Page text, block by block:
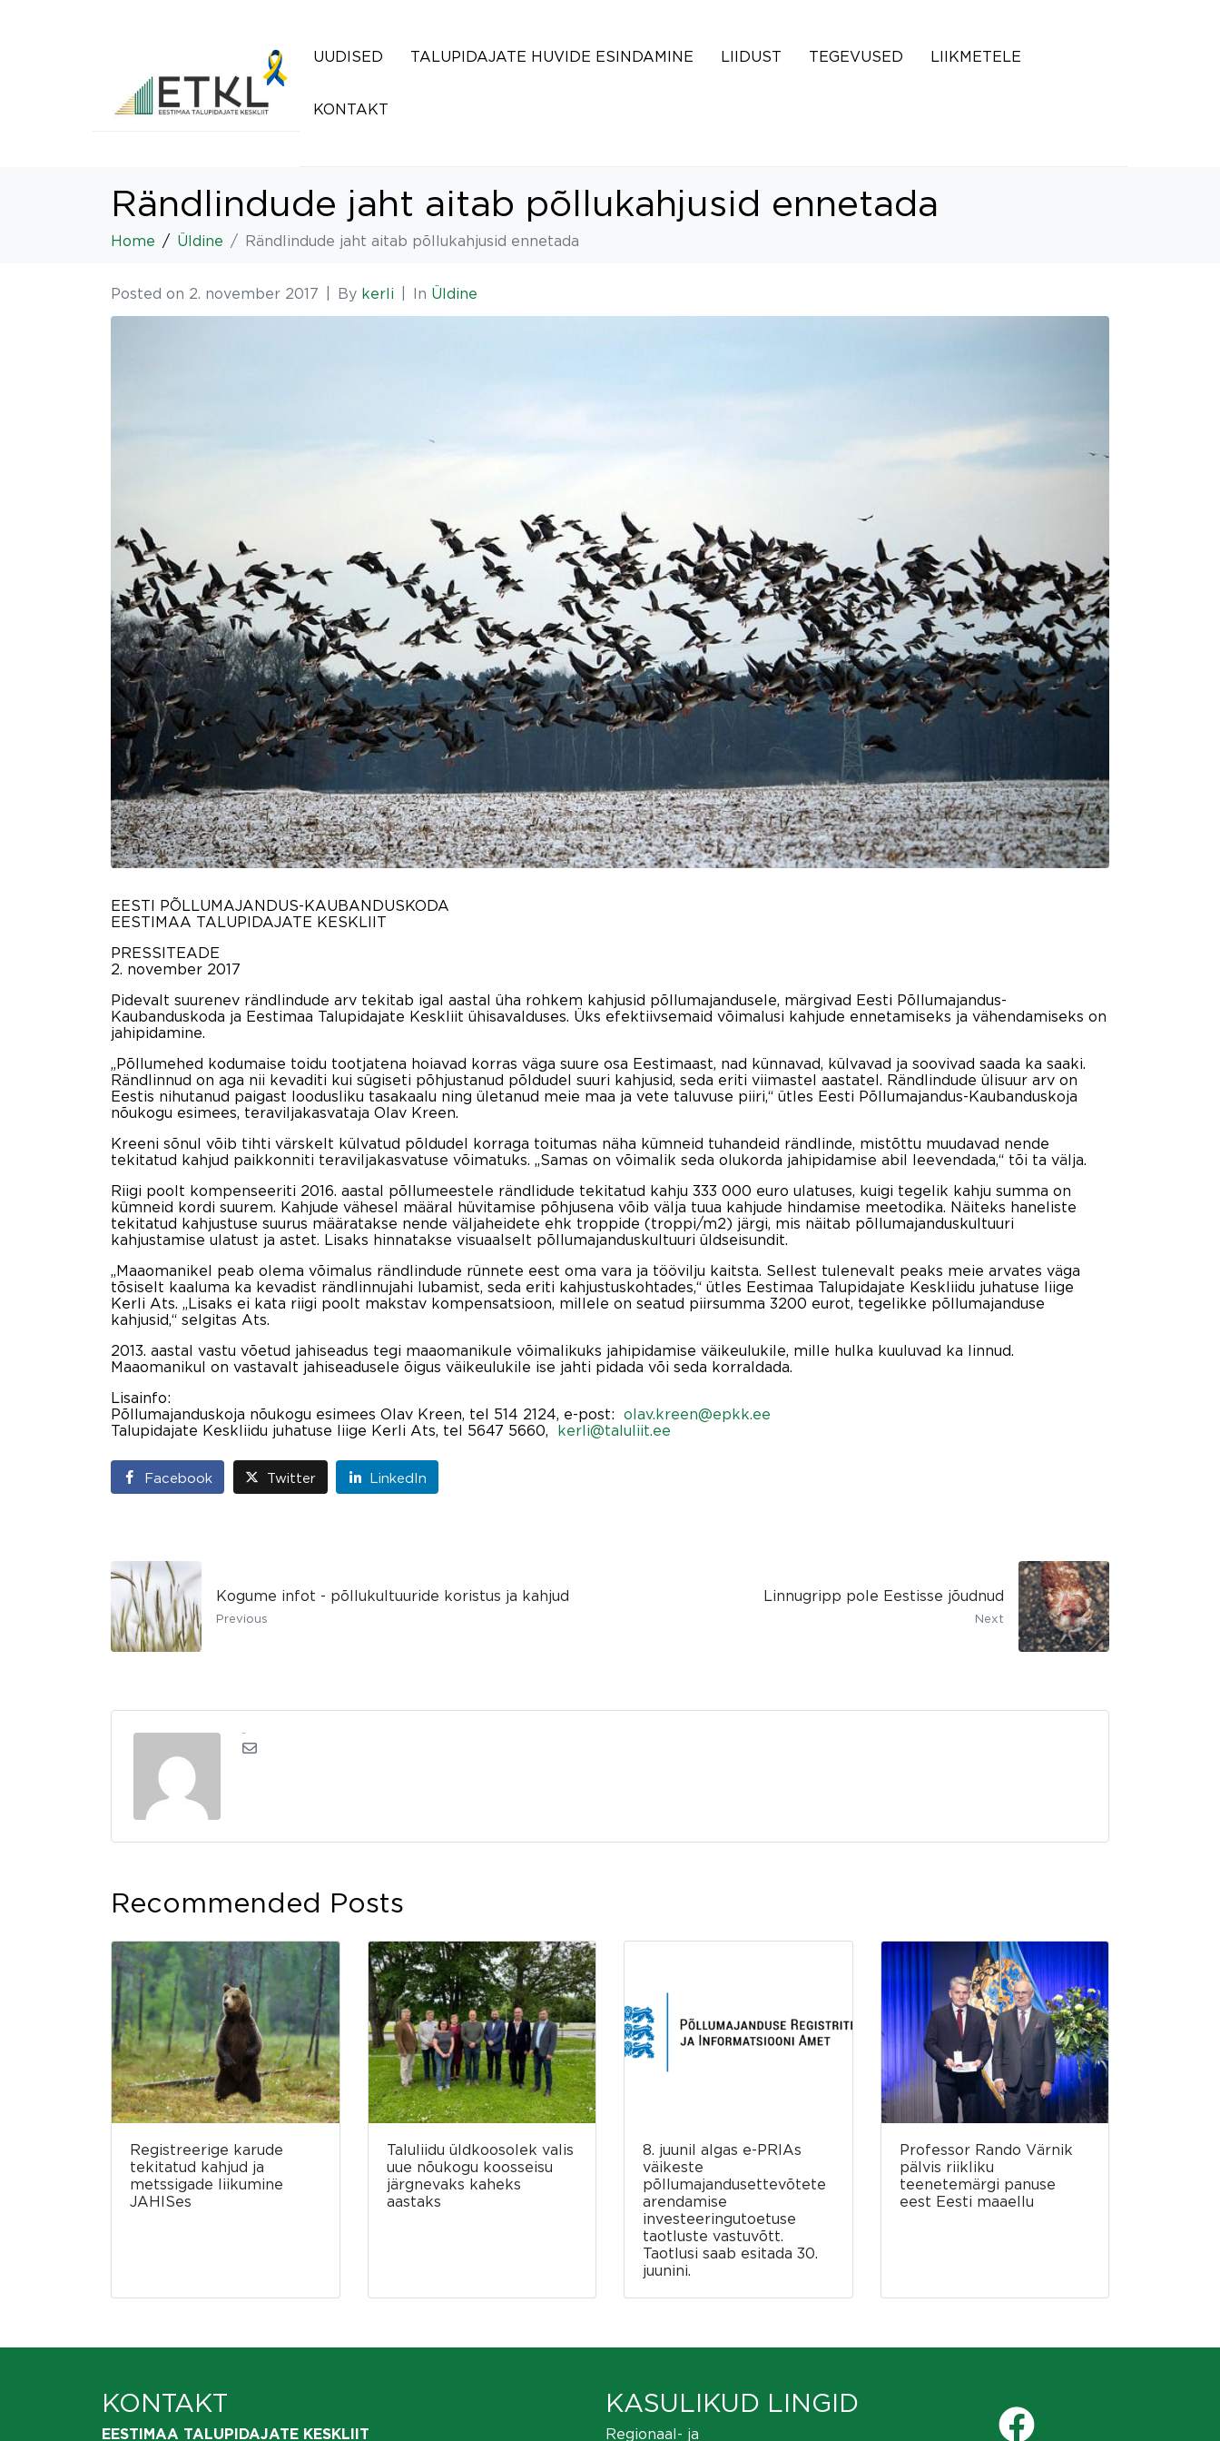
UUDISED TALUPIDAJATE HUVIDE ESINDAMINE LIIDUST TEGEVUSED LIIKMETELE
KONTAKT
Rändlindude jaht aitab põllukahjusid ennetada
Home Üldine Rändlindude jaht aitab põllukahjusid ennetada
Posted on 2. november 2017 By kerli In Üldine
EESTI PÕLLUMAJANDUS-KAUBANDUSKODA
EESTIMAA TALUPIDAJATE KESKLIIT
PRESSITEADE
2. november 2017
Pidevalt suurenev rändlindude arv tekitab igal aastal üha rohkem kahjusid põllumajandusele, märgivad Eesti Põllumajandus-
Kaubanduskoda ja Eestimaa Talupidajate Keskliit ühisavalduses. Üks efektiivsemaid võimalusi kahjude ennetamiseks ja vähendamiseks on
jahipidamine.
„Põllumehed kodumaise toidu tootjatena hoiavad korras väga suure osa Eestimaast, nad künnavad, külvavad ja soovivad saada ka saaki.
Rändlinnud on aga nii kevaditi kui sügiseti põhjustanud põldudel suuri kahjusid, seda eriti viimastel aastatel. Rändlindude ülisuur arv on
Eestis nihutanud paigast loodusliku tasakaalu ning ületanud meie maa ja vete taluvuse piiri,“ ütles Eesti Põllumajandus-Kaubanduskoja
nõukogu esimees, teraviljakasvataja Olav Kreen.
Kreeni sõnul võib tihti värskelt külvatud põldudel korraga toitumas näha kümneid tuhandeid rändlinde, mistõttu muudavad nende
tekitatud kahjud paikkonniti teraviljakasvatuse võimatuks. „Samas on võimalik seda olukorda jahipidamise abil leevendada,“ tõi ta välja.
Riigi poolt kompenseeriti 2016. aastal põllumeestele rändlidude tekitatud kahju 333 000 euro ulatuses, kuigi tegelik kahju summa on
kümneid kordi suurem. Kahjude vähesel määral hüvitamise põhjusena võib välja tuua kahjude hindamise meetodika. Näiteks haneliste
tekitatud kahjustuse suurus määratakse nende väljaheidete ehk troppide (troppi/m2) järgi, mis näitab põllumajanduskultuuri
kahjustamise ulatust ja astet. Lisaks hinnatakse visuaalselt põllumajanduskultuuri üldseisundit.
„Maaomanikel peab olema võimalus rändlindude rünnete eest oma vara ja töövilju kaitsta. Sellest tulenevalt peaks meie arvates väga
tõsiselt kaaluma ka kevadist rändlinnujahi lubamist, seda eriti kahjustuskohtades,“ ütles Eestimaa Talupidajate Keskliidu juhatuse liige
Kerli Ats. „Lisaks ei kata riigi poolt makstav kompensatsioon, millele on seatud piirsumma 3200 eurot, tegelikke põllumajanduse
kahjusid,“ selgitas Ats.
2013. aastal vastu võetud jahiseadus tegi maaomanikule võimalikuks jahipidamise väikeulukile, mille hulka kuuluvad ka linnud.
Maaomanikul on vastavalt jahiseadusele õigus väikeulukile ise jahti pidada või seda korraldada.
Lisainfo:
Põllumajanduskoja nõukogu esimees Olav Kreen, tel 514 2124, e-post: olav.kreen@epkk.ee
Talupidajate Keskliidu juhatuse liige Kerli Ats, tel 5647 5660,
kerli@taluliit.ee
Facebook Twitter LinkedIn
Kogume infot - põllukultuuride koristus ja kahjud
Previous
Linnugripp pole Eestisse jõudnud
Next
Recommended Posts
Registreerige karude
tekitatud kahjud ja
metssigade liikumine
JAHISes
Taluliidu üldkoosolek valis
uue nõukogu koosseisu
järgnevaks kaheks
aastaks
8. juunil algas e-PRIAs
väikeste
põllumajandusettevõtete
arendamise
investeeringutoetuse
taotluste vastuvõtt.
Taotlusi saab esitada 30.
juunini.
Professor Rando Värnik
pälvis riikliku
teenetemärgi panuse
eest Eesti maaellu
KONTAKT
EESTIMAA TALUPIDAJATE KESKLIIT
KASULIKUD LINGID
Regionaal- ja